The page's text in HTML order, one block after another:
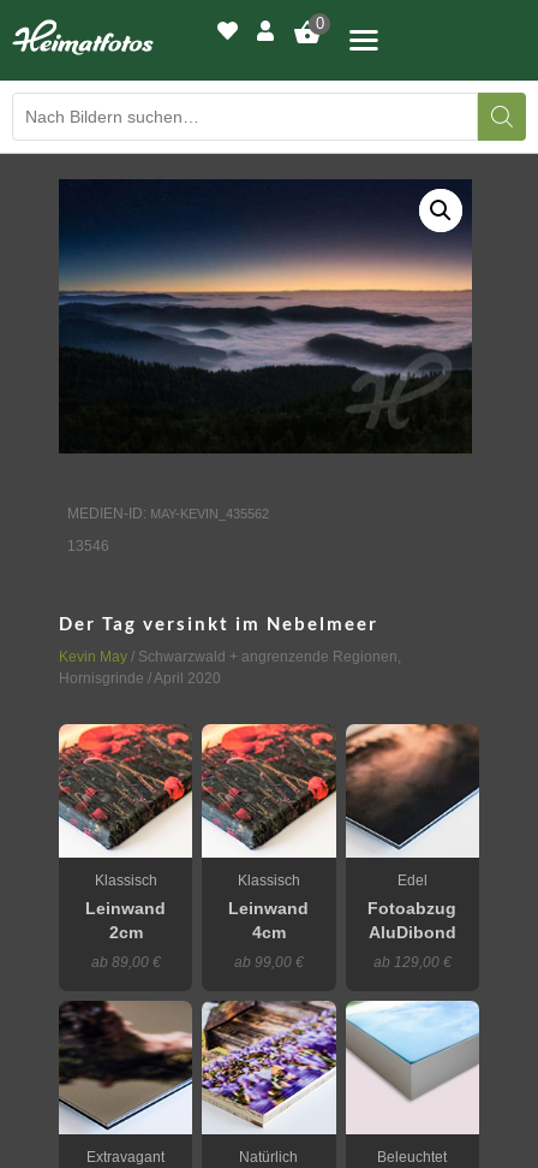
0
DRUCKQUALITÄTEN
LED-LEUCHTBILDER
WIR DRUCKEN IHR BILD
AUSSTELLUNGEN
KONTAKT
MEDIEN-ID: MAY-KEVIN_435562
13546
Der Tag versinkt im Nebelmeer
Kevin May / Schwarzwald + angrenzende Regionen
Hornisgrinde / April 2020
Klassisch
Leinwand
2cm
ab 89,00 €
Klassisch
Leinwand
4cm
ab 99,00 €
Edel
Fotoabzug
AluDibond
ab 129,00 €
Extravagant Natürlich Beleuchtet